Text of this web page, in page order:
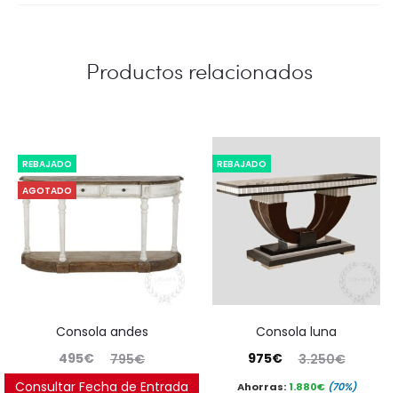
Productos relacionados
REBAJADO
AGOTADO
consola andes
795€
El
precio
495€
precioAhorras:248€(37.7%)
Consultar Fecha de Entrada
REBAJADO
consola luna
3.250€
El
precio
975€
precioAhorras: 1.880€ (70%)